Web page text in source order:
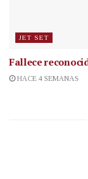
JET SET
Fallece
HACE 4 SEMANAS